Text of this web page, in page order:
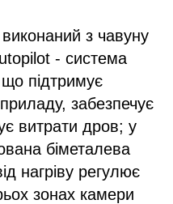
з чавуну
- система
підтримує
забезпечує
витрати дров; у
біметалева
нагріву регулює
зонах камери